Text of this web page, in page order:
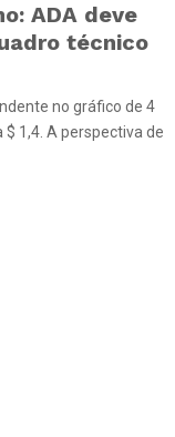
ADA deve
técnico
no gráfico de 4
1,4. A perspectiva de